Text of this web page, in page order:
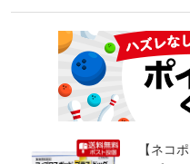
【ネコ